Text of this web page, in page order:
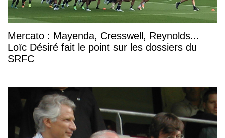
Mercato : Mayenda, Cresswell, Reynolds...
Loïc Désiré fait le point sur les dossiers du
SRFC